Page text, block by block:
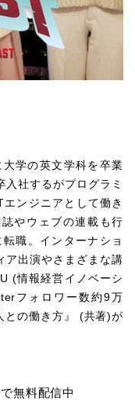
学の英文学科を卒業
社するがプログラミ
ンジニアとして働き
やウェブの連載も行
職。インターナショ
ア出演やさまざまな講
(情報経営イノベーシ
フォロワー数約9万
との働き方』 (共著)が
無料配信中